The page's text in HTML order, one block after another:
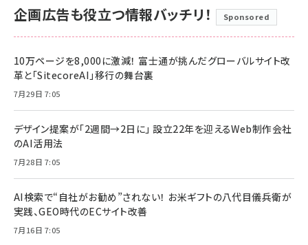
企画広告も役立つ情報バッチリ！ Sponsored
10万ページを8,000に激減！ 富士通が挑んだグローバルサイト改
革と「SitecoreAI」移行の舞台裏
7月29日 7:05
デザイン提案が「2週間→2日に」 設立22年を迎えるWeb制作会社
のAI活用法
7月28日 7:05
AI検索で“自社がお勧め”されない！ お米ギフトの八代目儀兵衛が
実践、GEO時代のECサイト改善
7月16日 7:05